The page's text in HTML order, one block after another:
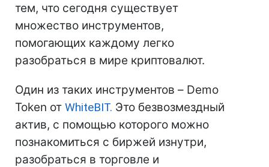
тем, что сегодня существует
множество инструментов,
помогающих каждому легко
разобраться в мире криптовалют.
Один из таких инструментов – Demo
Token от WhiteBIT. Это безвозмездный
актив, с помощью которого можно
познакомиться с биржей изнутри,
разобраться в торговле и